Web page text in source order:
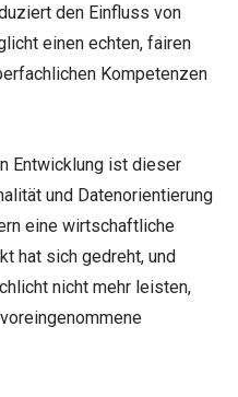
den Einfluss von
einen echten, fairen
Kompetenzen
Entwicklung ist dieser
und Datenorientierung
eine wirtschaftliche
hat sich gedreht, und
nicht mehr leisten,